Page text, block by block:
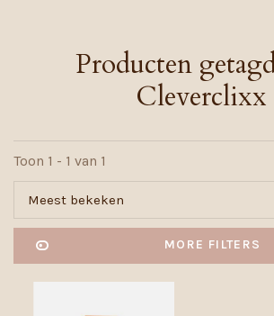
Producten
Cleverclixx
Toon 1 - 1 van 1
Meest bekeken
MORE FILTERS